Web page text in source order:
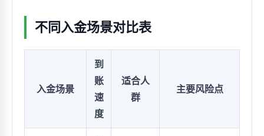
不同入金场景对比表
入金场景
到
账
速
度
适合人
群
主要风险点